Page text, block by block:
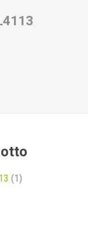
(1)